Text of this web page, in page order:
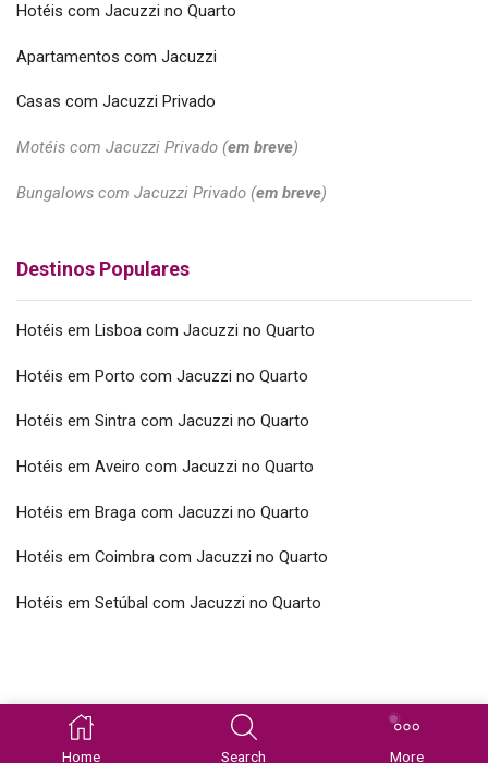
Hotéis com Jacuzzi no Quarto
Apartamentos com Jacuzzi
Casas com Jacuzzi Privado
Motéis com Jacuzzi Privado (em breve)
Bungalows com Jacuzzi Privado (em breve)
Destinos Populares
Hotéis em Lisboa com Jacuzzi no Quarto
Hotéis em Porto com Jacuzzi no Quarto
Hotéis em Sintra com Jacuzzi no Quarto
Hotéis em Aveiro com Jacuzzi no Quarto
Hotéis em Braga com Jacuzzi no Quarto
Hotéis em Coimbra com Jacuzzi no Quarto
Hotéis em Setúbal com Jacuzzi no Quarto
Copyright © 2026 SpaSuites.pt Todos os direitos reservados
Home Search More